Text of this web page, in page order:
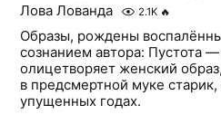
Лова Лованда 2.1K 🔥
Образы, рождены
сознанием автора: Пустота
олицетворяет женский
в предсмертной муке
упущенных годах.